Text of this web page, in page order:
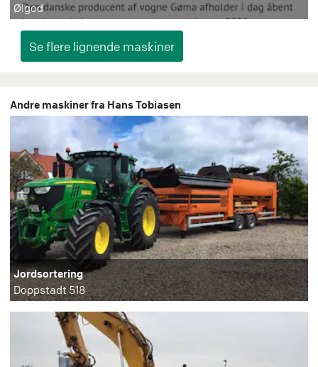
Ølgod
Andre maskiner fra Hans Tobiasen
Jordsortering
Doppstadt 518